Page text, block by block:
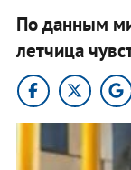
По данным
летчица